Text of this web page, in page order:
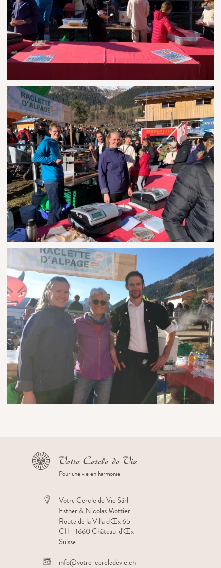
Pour une vie en harmonie
Votre Cercle de Vie Sàrl
Esther & Nicolas Mottier
Route de la Villa d'Œx 65
CH - 1660 Château-d'Œx
Suisse
info@votre-cercledevie.ch